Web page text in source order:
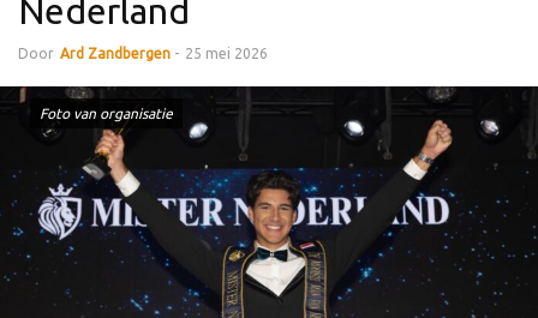
Nederland
Door Ard Zandbergen - 25 mei 2026
Foto van organisatie